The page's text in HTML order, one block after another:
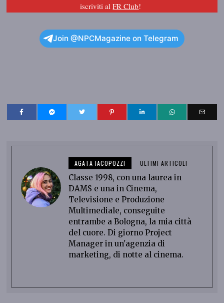
iscriviti alFR Club!
Join @NPCMagazine on Telegram
AGATA IACOPOZZI ULTIMI ARTICOLI
Classe 1998, con una laurea in
DAMS e una in Cinema,
Televisione e Produzione
Multimediale, conseguite
entrambe a Bologna, la mia città
del cuore. Di giorno Project
Manager in un'agenzia di
marketing, di notte al cinema.